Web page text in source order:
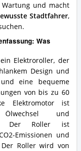
und macht
Stadtfahrer,
Was
Elektroroller, der
Design und
eine bequeme
von bis zu 60
Elektromotor ist
und
Der Roller ist
Emissionen und
Roller wird von